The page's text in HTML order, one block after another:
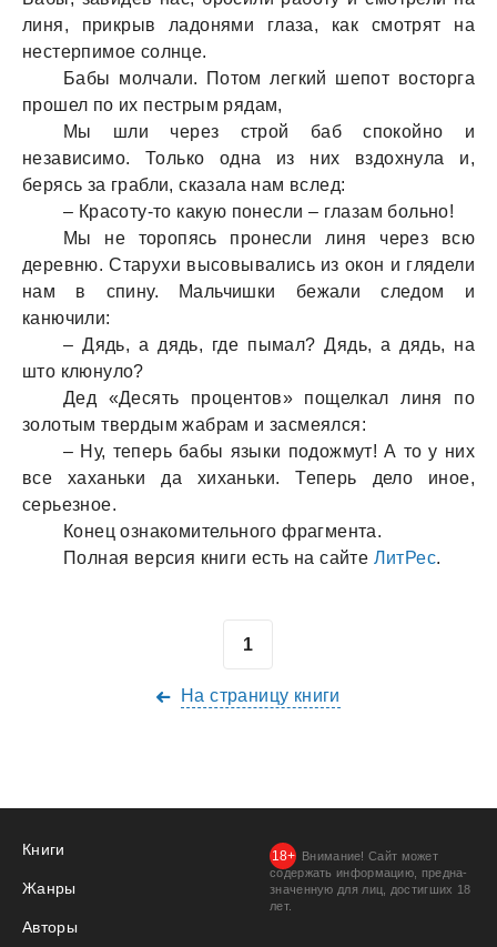
линя, прикрыв ладонями глаза, как смотрят на
нестерпимое солнце.
Бабы молчали. Потом легкий шепот восторга
прошел по их пестрым рядам,
Мы шли через строй баб спокойно и
независимо. Только одна из них вздохнула и,
берясь за грабли, сказала нам вслед:
– Красоту-то какую понесли – глазам больно!
Мы не торопясь пронесли линя через всю
деревню. Старухи высовывались из окон и глядели
нам в спину. Мальчишки бежали следом и
канючили:
– Дядь, а дядь, где пымал? Дядь, а дядь, на
што клюнуло?
Дед «Десять процентов» пощелкал линя по
золотым твердым жабрам и засмеялся:
– Ну, теперь бабы языки подожмут! А то у них
все хаханьки да хиханьки. Теперь дело иное,
серьезное.
Конец ознакомительного фрагмента.
Полная версия книги есть на сайте ЛитРес.
На страницу книги
Книги
Жанры
Авторы
Внимание! Сайт может
содержать информацию, предна­
значенную для лиц, дости­гших 18
лет.